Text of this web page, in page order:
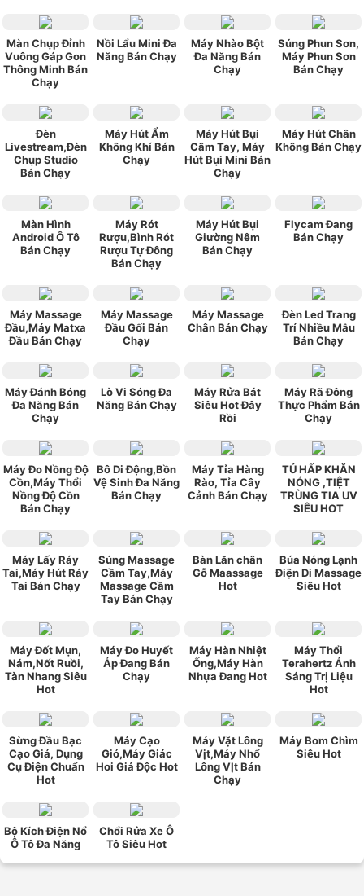
Màn Chụp Đỉnh
Vuông Gáp Gon
Thông Minh Bán
Chạy
Nồi Lẩu Mini Đa
Năng Bán Chạy
Máy Nhào Bột
Đa Năng Bán
Chạy
Súng Phun Sơn,
Máy Phun Sơn
Bán Chạy
Đèn
Livestream,Đèn
Chụp Studio
Bán Chạy
Máy Hút Ẩm
Không Khí Bán
Chạy
Máy Hút Bụi
Câm Tay, Máy
Hút Bụi Mini Bán
Chạy
Máy Hút Chân
Không Bán Chạy
Màn Hình
Android Ô Tô
Bán Chạy
Máy Rót
Rượu,Bình Rót
Rượu Tự Đông
Bán Chạy
Máy Hút Bụi
Giường Nêm
Bán Chạy
Flycam Đang
Bán Chạy
Máy Massage
Đầu,Máy Matxa
Đầu Bán Chạy
Máy Massage
Đầu Gối Bán
Chạy
Máy Massage
Chân Bán Chạy
Đèn Led Trang
Trí Nhiều Mẫu
Bán Chạy
Máy Đánh Bóng
Đa Năng Bán
Chạy
Lò Vi Sóng Đa
Năng Bán Chạy
Máy Rửa Bát
Siêu Hot Đây
Rồi
Máy Rã Đông
Thực Phẩm Bán
Chạy
Máy Đo Nồng Độ
Cồn,Máy Thổi
Nồng Độ Cồn
Bán Chạy
Bô Di Động,Bồn
Vệ Sinh Đa Năng
Bán Chạy
Máy Tỉa Hàng
Rào, Tỉa Cây
Cảnh Bán Chạy
TỦ HẤP KHĂN
NÓNG ,TIỆT
TRÙNG TIA UV
SIÊU HOT
Máy Lấy Ráy
Tai,Máy Hút Ráy
Tai Bán Chạy
Súng Massage
Cầm Tay,Máy
Massage Cầm
Tay Bán Chạy
Bàn Lăn chân
Gỗ Maassage
Hot
Búa Nóng Lạnh
Điện Di Massage
Siêu Hot
Máy Đốt Mụn,
Nám,Nốt Ruồi,
Tàn Nhang Siêu
Hot
Máy Đo Huyết
Áp Đang Bán
Chạy
Máy Hàn Nhiệt
Ống,Máy Hàn
Nhựa Đang Hot
Máy Thổi
Terahertz Ánh
Sáng Trị Liệu
Hot
Sừng Đầu Bạc
Cạo Giá, Dụng
Cụ Điện Chuẩn
Hot
Máy Cạo
Gió,Máy Giác
Hơi Giả Độc Hot
Máy Vặt Lông
Vịt,Máy Nhổ
Lông VỊt Bán
Chạy
Máy Bơm Chìm
Siêu Hot
Bộ Kích Điện Nổ
Ô Tô Đa Năng
Chổi Rửa Xe Ô
Tô Siêu Hot